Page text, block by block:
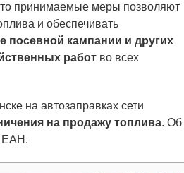
принимаемые меры позволяют
и обеспечивать
посевной кампании и других
работ во всех
на автозаправках сети
на продажу топлива. Об
ЕАН.